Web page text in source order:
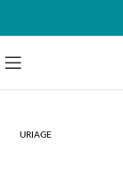
URIAGE